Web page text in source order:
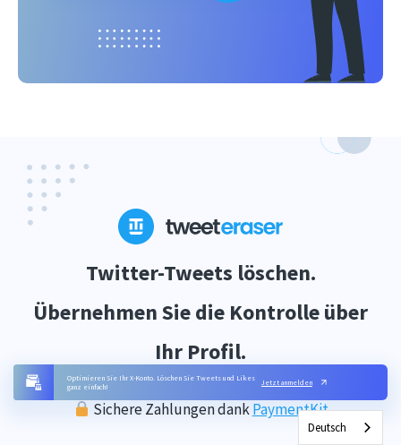
Optimieren Sie Ihr X-Konto. Löschen Sie Tweets und Likes
ganz einfach!
Jetzt anmelden
Twitter-Tweets löschen.
Übernehmen Sie die Kontrolle über
Ihr Profil.
Sichere Zahlungen dankPaymentKit
Deutsch